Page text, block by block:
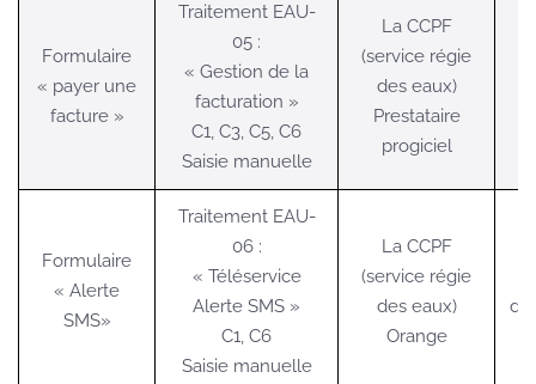
Formulaire
« payer une
facture »
Traitement EAU-
05 :
« Gestion de la
facturation »
C1, C3, C5, C6
Saisie manuelle
La CCPF
(service régie
des eaux)
Prestataire
progiciel
Formulaire
« Alerte
SMS»
Traitement EAU-
06 :
« Téléservice
Alerte SMS »
C1, C6
Saisie manuelle
La CCPF
(service régie
des eaux)
Orange